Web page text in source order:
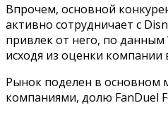
Впрочем, основной
активно сотрудничает с
привлек от него, по данным
исходя из оценки компании
Рынок поделен в основном
компаниями, долю FanDuel